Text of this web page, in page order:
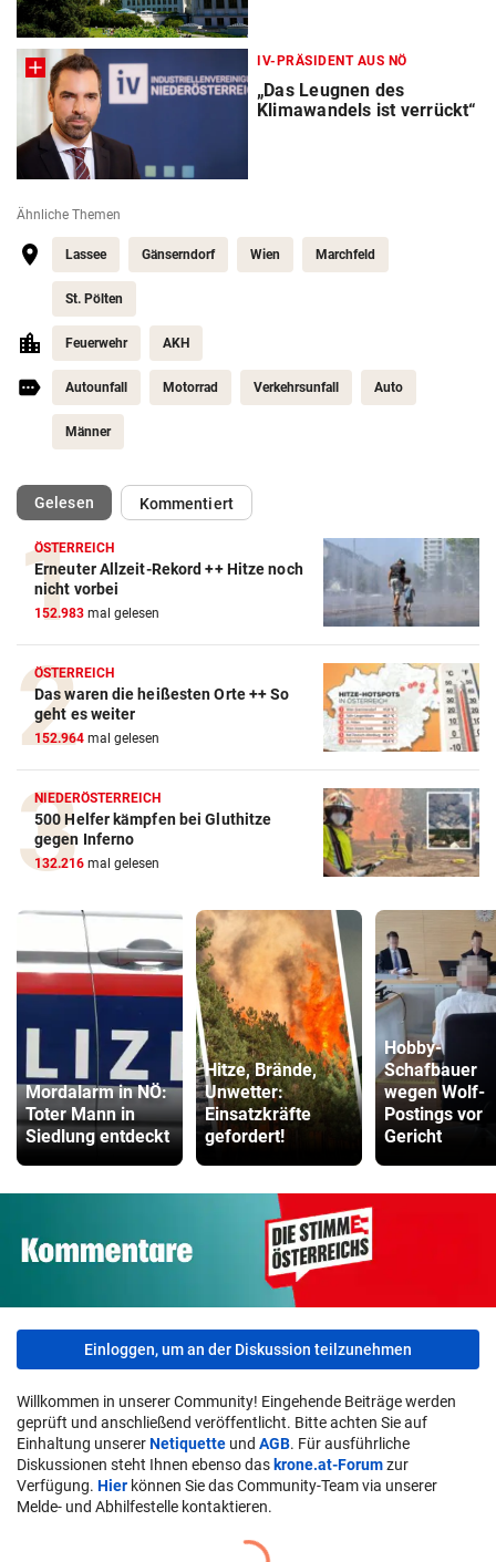
IV-PRÄSIDENT AUS NÖ
„Das Leugnen des
Klimawandels ist verrückt“
Ähnliche Themen
Lassee Gänserndorf Wien Marchfeld
St. Pölten
Feuerwehr AKH
Autounfall Motorrad Verkehrsunfall Auto
Männer
Gelesen(ausgewählt)Kommentiert
ÖSTERREICH
Erneuter Allzeit-Rekord ++ Hitze noch
nicht vorbei
152.983 mal gelesen
ÖSTERREICH
Das waren die heißesten Orte ++ So
geht es weiter
152.964 mal gelesen
NIEDERÖSTERREICH
500 Helfer kämpfen bei Gluthitze
gegen Inferno
132.216 mal gelesen
Mordalarm in NÖ:
Toter Mann in
Siedlung entdeckt
Hitze, Brände,
Unwetter:
Einsatzkräfte
gefordert!
Hobby-
Schafbauer
wegen Wolf-
Postings vor
Gericht
Einloggen, um an der Diskussion teilzunehmen
Willkommen in unserer Community! Eingehende Beiträge werden
geprüft und anschließend veröffentlicht. Bitte achten Sie auf
Einhaltung unsererNetiquette und AGB. Für ausführliche
Diskussionen steht Ihnen ebenso das krone.at-Forumzur
Verfügung. Hier können Sie das Community-Team via unserer
Melde- und Abhilfestelle kontaktieren.